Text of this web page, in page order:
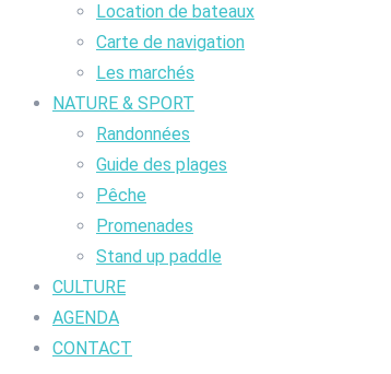
Location de bateaux
Carte de navigation
Les marchés
NATURE & SPORT
Randonnées
Guide des plages
Pêche
Promenades
Stand up paddle
CULTURE
AGENDA
CONTACT